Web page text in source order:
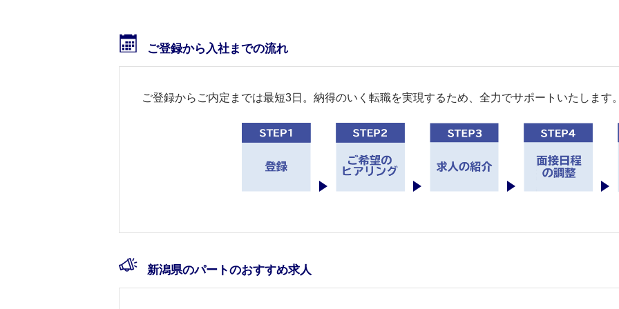
ご登録から入社までの流れ
ご登録からご内定までは最短3日。納得のいく転職を実現するため、全力でサポートいたします
新潟県のパートのおすすめ求人